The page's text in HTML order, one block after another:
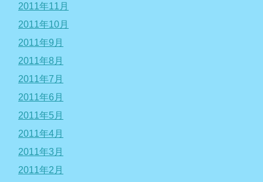
2011年11月
2011年10月
2011年9月
2011年8月
2011年7月
2011年6月
2011年5月
2011年4月
2011年3月
2011年2月